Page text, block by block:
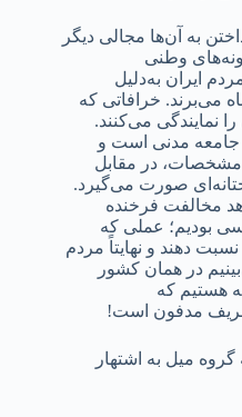
به آن‌ها مجالی دیگر
وطنی
ایران به‌دلیل
می‌برند. خرافاتی که
می‌کنند.
جامعه مدنی است و
مشخصات، در مقابل
صورت می‌گیرد.
مخالفت فرخنده
تعویذنویسی بودیم؛ عملی که
دهند و نهایتاً مردم
در همان کشور
هستیم که
شریف مدفون است!
میل به اشتهار